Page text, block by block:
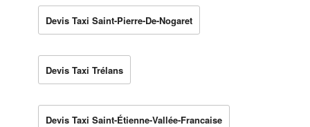
Devis Taxi Saint-Pierre-De-Nogaret
Devis Taxi Trélans
Devis Taxi Saint-Étienne-Vallée-Francaise